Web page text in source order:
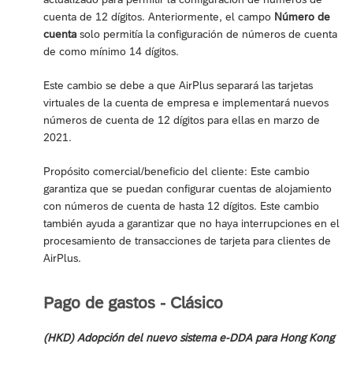
cuenta de 12 dígitos. Anteriormente, el campo Número de
cuenta solo permitía la configuración de números de cuenta
de como mínimo 14 dígitos.
Este cambio se debe a que AirPlus separará las tarjetas
virtuales de la cuenta de empresa e implementará nuevos
números de cuenta de 12 dígitos para ellas en marzo de
2021.
Propósito comercial/beneficio del cliente: Este cambio
garantiza que se puedan configurar cuentas de alojamiento
con números de cuenta de hasta 12 dígitos. Este cambio
también ayuda a garantizar que no haya interrupciones en el
procesamiento de transacciones de tarjeta para clientes de
AirPlus.
Pago de gastos - Clásico
(HKD) Adopción del nuevo sistema e-DDA para Hong Kong